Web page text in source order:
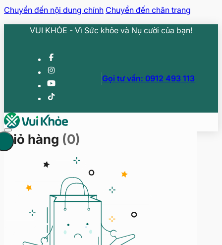
Chuyển đến nội dung chính Chuyển đến chân trang
VUI KHỎE - Vì Sức khỏe và Nụ cười của bạn!
Gọi tư vấn: 0912 493 113
Giỏ hàng (0)